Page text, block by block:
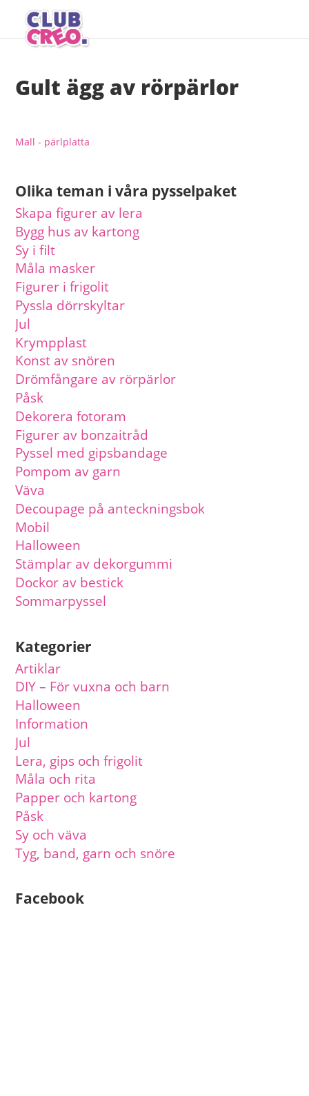
Gult ägg av rörpärlor
Mall - pärlplatta
Olika teman i våra pysselpaket
Skapa figurer av lera
Bygg hus av kartong
Sy i filt
Måla masker
Figurer i frigolit
Pyssla dörrskyltar
Jul
Krympplast
Konst av snören
Drömfångare av rörpärlor
Påsk
Dekorera fotoram
Figurer av bonzaitråd
Pyssel med gipsbandage
Pompom av garn
Väva
Decoupage på anteckningsbok
Mobil
Halloween
Stämplar av dekorgummi
Dockor av bestick
Sommarpyssel
Kategorier
Artiklar
DIY – För vuxna och barn
Halloween
Information
Jul
Lera, gips och frigolit
Måla och rita
Papper och kartong
Påsk
Sy och väva
Tyg, band, garn och snöre
Facebook